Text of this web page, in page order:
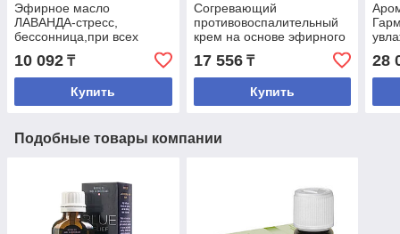
Эфирное масло
ЛАВАНДА-стресс,
бессонница,при всех
кожных заболеваниях
10 092 ₸
Купить
Согревающий
противовоспалительный
крем на основе эфирного
масла Можжевельник.
Крем Можжевеловый
17 556₸
Купить
28
Подобные товары компании